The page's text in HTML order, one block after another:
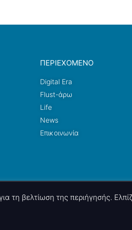
ΠΕΡΙΕΧΟΜΕΝΟ
Digital Era
Flust-άρω
Life
News
Επικοινωνία
reserved.
τη βελτίωση της περιήγησής.